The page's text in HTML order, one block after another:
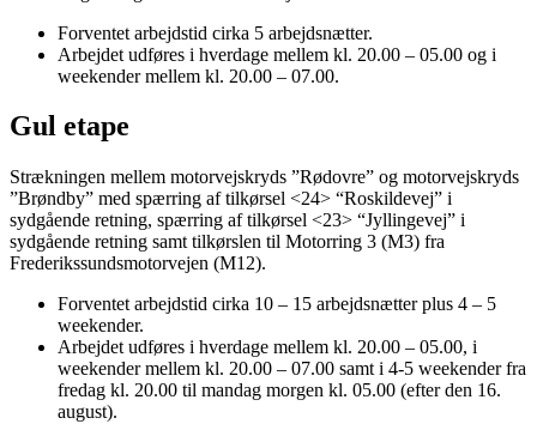
Forventet arbejdstid cirka 5 arbejdsnætter.
Arbejdet udføres i hverdage mellem kl. 20.00 – 05.00 og i
weekender mellem kl. 20.00 – 07.00.
Gul etape
Strækningen mellem motorvejskryds ”Rødovre” og motorvejskryds
”Brøndby” med spærring af tilkørsel <24> “Roskildevej” i
sydgående retning, spærring af tilkørsel <23> “Jyllingevej” i
sydgående retning samt tilkørslen til Motorring 3 (M3) fra
Frederikssundsmotorvejen (M12).
Forventet arbejdstid cirka 10 – 15 arbejdsnætter plus 4 – 5
weekender.
Arbejdet udføres i hverdage mellem kl. 20.00 – 05.00, i
weekender mellem kl. 20.00 – 07.00 samt i 4-5 weekender fra
fredag kl. 20.00 til mandag morgen kl. 05.00 (efter den 16.
august).